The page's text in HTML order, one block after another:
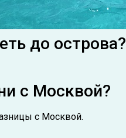
до острова?
с Москвой?
с Москвой.